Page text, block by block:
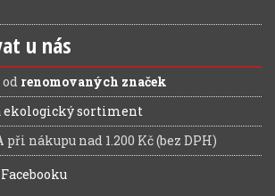
u nás
renomovaných značek
ekologický sortiment
při nákupu nad 1.200 Kč (bez DPH)